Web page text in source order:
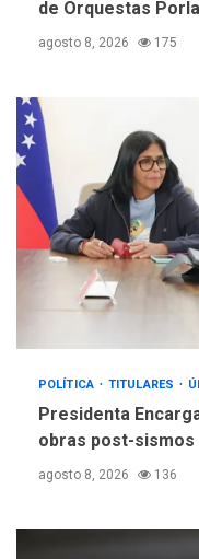
de Orquestas
agosto 8, 2026 175
POLÍTICA TITULARES
Presidenta
obras post-sismos
agosto 8, 2026 136